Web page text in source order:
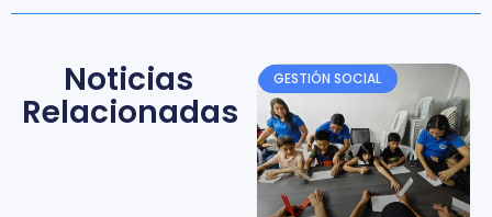
Noticias
Relacionadas
GESTIÓN SOCIAL